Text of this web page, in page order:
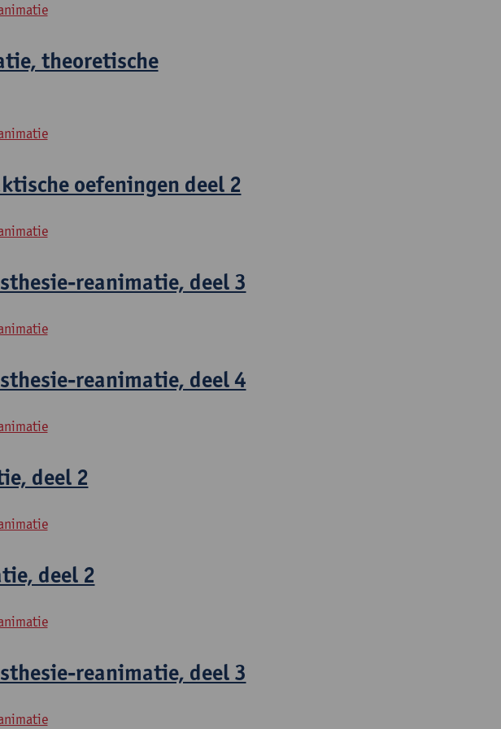
theoretische
oefeningen deel 2
reanimatie, deel 3
reanimatie, deel 4
deel 2
deel 2
reanimatie, deel 3